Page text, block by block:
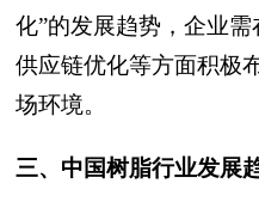
化”的发展趋势，企业需
供应链优化等方面积极
场环境。
三、中国树脂行业发展